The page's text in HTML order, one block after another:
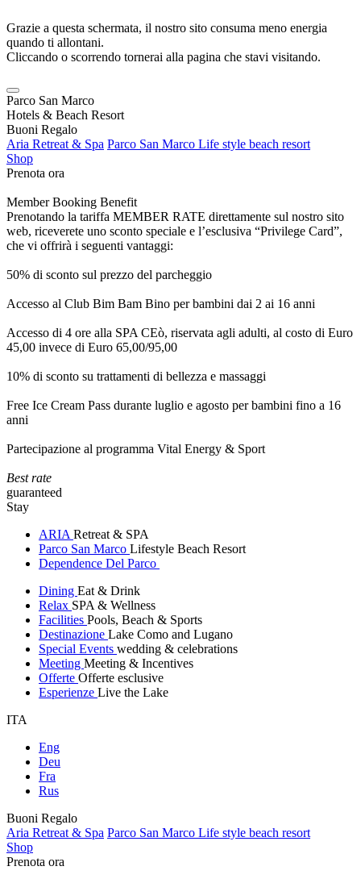
Grazie a questa schermata, il nostro sito consuma meno energia
quando ti allontani.
Cliccando o scorrendo tornerai alla pagina che stavi visitando.
Parco San Marco
Hotels & Beach Resort
Buoni Regalo
Aria Retreat & Spa Parco San Marco Life style beach resort
Shop
Prenota ora
Member Booking Benefit
Prenotando la tariffa MEMBER RATE direttamente sul nostro sito
web, riceverete uno sconto speciale e l’esclusiva “Privilege Card”,
che vi offrirà i seguenti vantaggi:
50% di sconto sul prezzo del parcheggio
Accesso al Club Bim Bam Bino per bambini dai 2 ai 16 anni
Accesso di 4 ore alla SPA CEò, riservata agli adulti, al costo di Euro
45,00 invece di Euro 65,00/95,00
10% di sconto su trattamenti di bellezza e massaggi
Free Ice Cream Pass durante luglio e agosto per bambini fino a 16
anni
Partecipazione al programma Vital Energy & Sport
Best rate
guaranteed
Stay
ARIA Retreat & SPA
Parco San Marco Lifestyle Beach Resort
Dependence Del Parco
Dining Eat & Drink
Relax SPA & Wellness
Facilities Pools, Beach & Sports
Destinazione Lake Como and Lugano
Special Events wedding & celebrations
Meeting Meeting & Incentives
Offerte Offerte esclusive
Esperienze Live the Lake
ITA
Eng
Deu
Fra
Rus
Buoni Regalo
Aria Retreat & Spa Parco San Marco Life style beach resort
Shop
Prenota ora